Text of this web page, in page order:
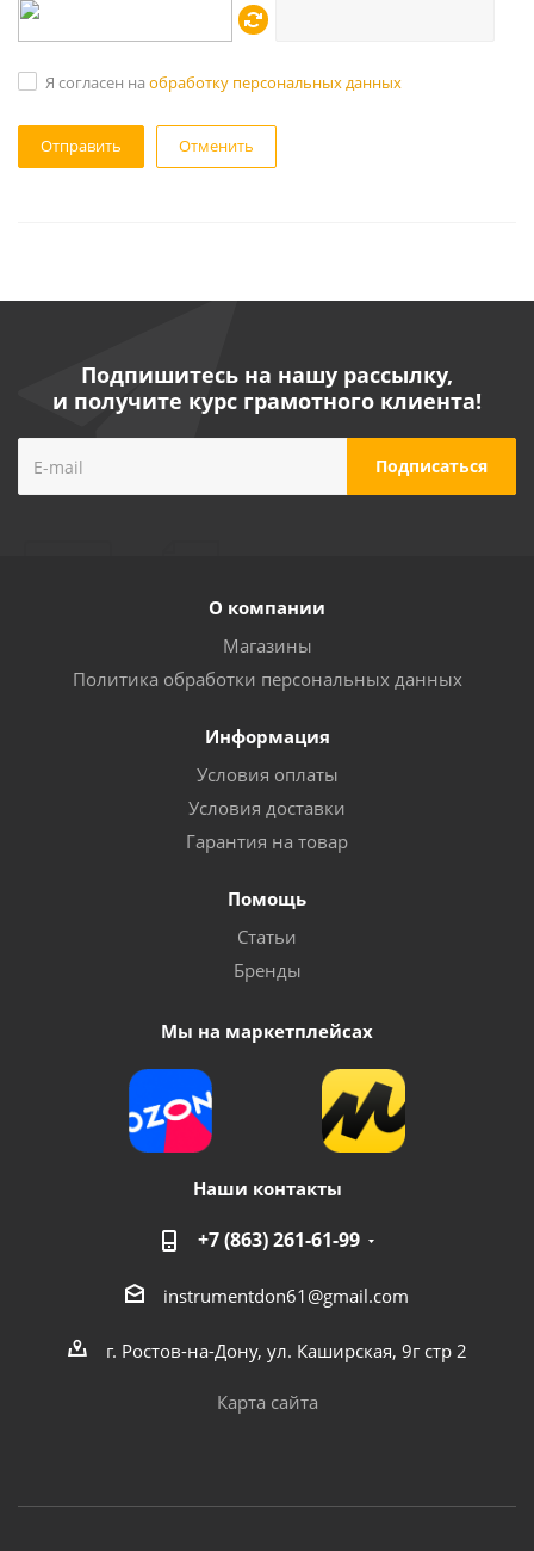
Я согласен на обработку персональных данных
Отменить
Подпишитесь на нашу рассылку,
и получите курс грамотного клиента!
О компании
Магазины
Политика обработки персональных данных
Информация
Условия оплаты
Условия доставки
Гарантия на товар
Помощь
Статьи
Бренды
Мы на маркетплейсах
Наши контакты
+7 (863) 261-61-99
instrumentdon61@gmail.com
г. Ростов-на-Дону, ул. Каширская, 9г стр 2
Карта сайта